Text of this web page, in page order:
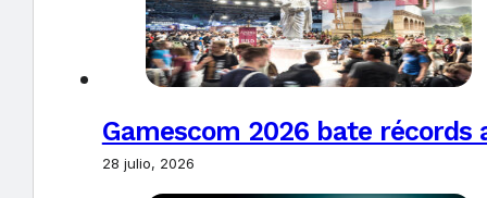
Gamescom 2026 bate récords
28 julio, 2026